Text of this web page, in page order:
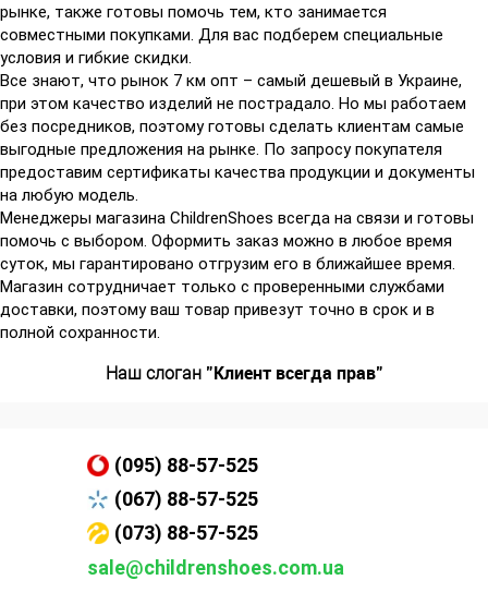
рынке, также готовы помочь тем, кто занимается
совместными покупками. Для вас подберем специальные
условия и гибкие скидки.
Все знают, что рынок 7 км опт – самый дешевый в Украине,
при этом качество изделий не пострадало. Но мы работаем
без посредников, поэтому готовы сделать клиентам самые
выгодные предложения на рынке. По запросу покупателя
предоставим сертификаты качества продукции и документы
на любую модель.
Менеджеры магазина ChildrenShoes всегда на связи и готовы
помочь с выбором. Оформить заказ можно в любое время
суток, мы гарантировано отгрузим его в ближайшее время.
Магазин сотрудничает только с проверенными службами
доставки, поэтому ваш товар привезут точно в срок и в
полной сохранности.
Наш слоган "Клиент всегда прав"
(095) 88-57-525
(067) 88-57-525
(073) 88-57-525
sale@childrenshoes.com.ua